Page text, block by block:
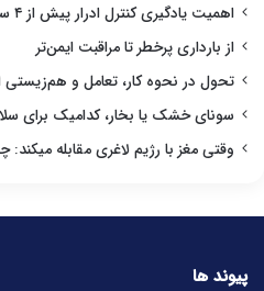
اهمیت یادگیری کنترل ادرار پیش از ۴ سالگی
از بارداری پرخطر تا مراقبت ایمن‌تر
تحول در نحوه کار، تعامل و هم‌زیستی
سونای خشک یا بخار، کدامیک برای
وقتی مغز با رژیم لاغری مقابله میکند:
پیوند ها